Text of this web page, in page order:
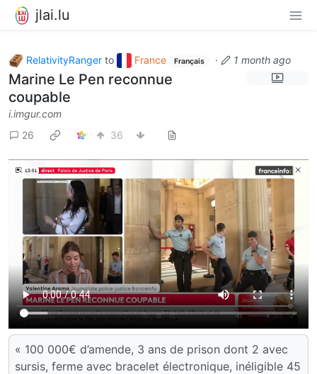
jlai.lu
RelativityRanger to France Français · 1 month ago
Marine Le Pen reconnue
coupable
i.imgur.com
26
36
« 100 000€ d’amende, 3 ans de prison dont 2 avec
sursis, ferme avec bracelet électronique, inéligible 45